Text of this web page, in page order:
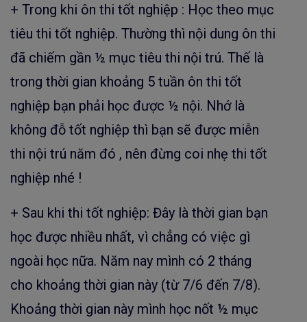
+ Trong khi ôn thi tốt nghiệp : Học theo mục
tiêu thi tốt nghiệp. Thường thì nội dung ôn thi
đã chiếm gần ½ mục tiêu thi nội trú. Thế là
trong thời gian khoảng 5 tuần ôn thi tốt
nghiệp bạn phải học được ½ nội. Nhớ là
không đỗ tốt nghiệp thì bạn sẽ được miễn
thi nội trú năm đó , nên đừng coi nhẹ thi tốt
nghiệp nhé !
+ Sau khi thi tốt nghiệp: Đây là thời gian bạn
học được nhiều nhất, vì chẳng có việc gì
ngoài học nữa. Năm nay mình có 2 tháng
cho khoảng thời gian này (từ 7/6 đến 7/8).
Khoảng thời gian này mình học nốt ½ mục